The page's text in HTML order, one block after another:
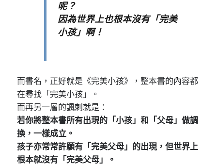
呢？
因為世界上也根本沒有「完美
小孩」啊！
而書名，正好就是《完美小孩》，整本書的內容都
在尋找「完美小孩」。
而再另一層的諷刺就是：
若你將整本書所有出現的「小孩」和「父母」做調
換，一樣成立。
孩子亦常常許願有「完美父母」的出現，但世界上
根本就沒有「完美父母」。